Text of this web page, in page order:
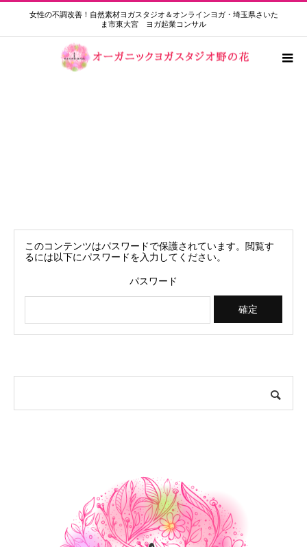
女性の不調改善！自然素材ヨガスタジオ＆オンラインヨガ・埼玉県さいた
ま市東大宮 ヨガ起業コンサル
このコンテンツはパスワードで保護されています。閲覧す
るには以下にパスワードを入力してください。
パスワード